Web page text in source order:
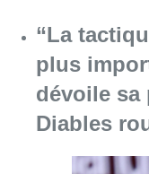
“La
plus
dévoile
Diables